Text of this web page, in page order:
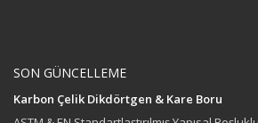
SON GÜNCELLEME
Karbon Çelik Dikdörtgen & Kare Boru